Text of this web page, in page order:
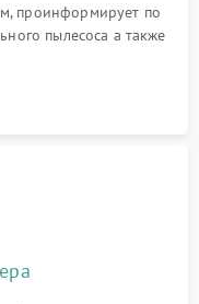
проинформирует по
пылесоса а также